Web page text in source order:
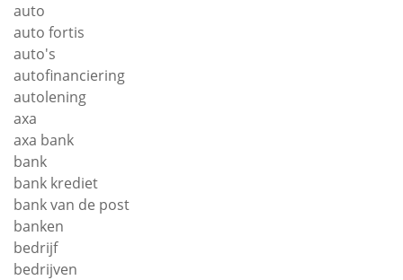
auto
auto fortis
auto's
autofinanciering
autolening
axa
axa bank
bank
bank krediet
bank van de post
banken
bedrijf
bedrijven